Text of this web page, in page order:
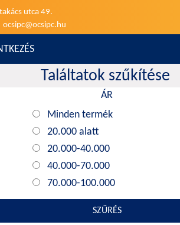
utca 49.
ocsipc@ocsipc.hu
Találtatok szűkítése
ÁR
Minden termék
20.000 alatt
20.000-40.000
40.000-70.000
70.000-100.000
100.000 felett
SZŰRÉS